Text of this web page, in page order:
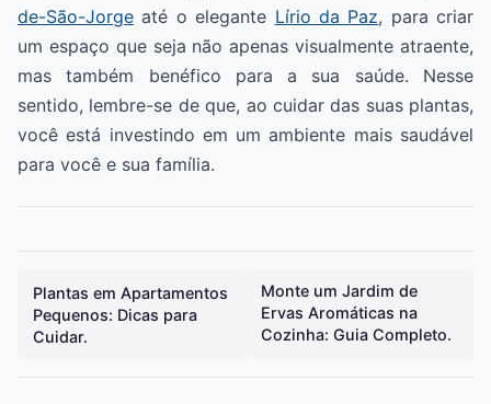
de-São-Jorge até o elegante Lírio da Paz, para criar
um espaço que seja não apenas visualmente atraente,
mas também benéfico para a sua saúde. Nesse
sentido, lembre-se de que, ao cuidar das suas plantas,
você está investindo em um ambiente mais saudável
para você e sua família.
Plantas em Apartamentos
Pequenos: Dicas para
Cuidar.
Monte um Jardim de
Ervas Aromáticas na
Cozinha: Guia Completo.